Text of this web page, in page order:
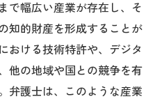
で幅広い産業が存在し、そ
知的財産を形成することが
おける技術特許や、デジタ
他の地域や国との競争を有
弁護士は、このような産業